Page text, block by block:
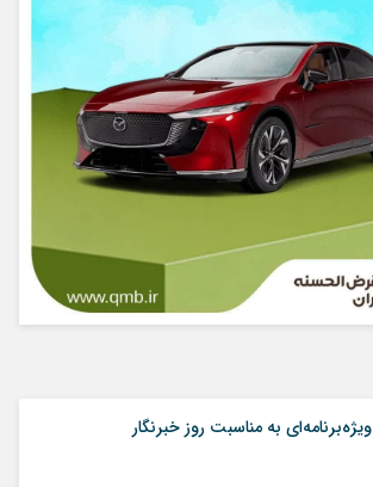
ویژه‌برنامه‌ای به مناسبت روز خبرنگار